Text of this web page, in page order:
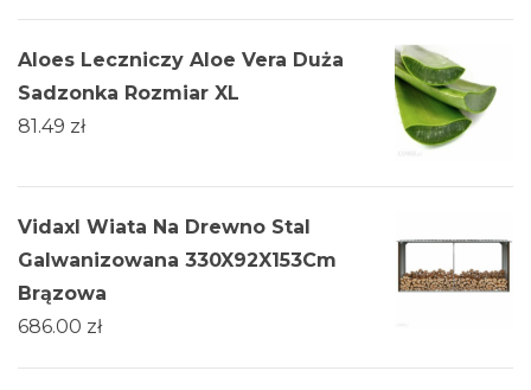
Aloes Leczniczy Aloe Vera Duża
Sadzonka Rozmiar XL
81.49 zł
Vidaxl Wiata Na Drewno Stal
Galwanizowana 330X92X153Cm
Brązowa
686.00 zł